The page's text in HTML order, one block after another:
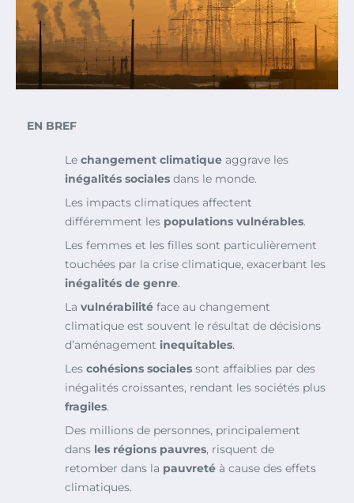
EN BREF
Le changement climatique aggrave les
inégalités sociales dans le monde.
Les impacts climatiques affectent
différemment les populations vulnérables.
Les femmes et les filles sont particulièrement
touchées par la crise climatique, exacerbant les
inégalités de genre.
La vulnérabilité face au changement
climatique est souvent le résultat de décisions
d’aménagement inequitables.
Les cohésions sociales sont affaiblies par des
inégalités croissantes, rendant les sociétés plus
fragiles.
Des millions de personnes, principalement
dans les régions pauvres, risquent de
retomber dans la pauvreté à cause des effets
climatiques.